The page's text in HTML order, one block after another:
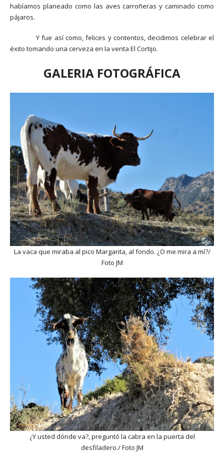
habíamos planeado como las aves carroñeras y caminado como
pájaros.
Y fue así como, felices y contentos, decidimos celebrar el
éxito tomando una cerveza en la venta El Cortijo.
GALERIA FOTOGRÁFICA
La vaca que miraba al pico Margarita, al fondo. ¿O me mira a mí?/
Foto JM
¿Y usted dónde va?, preguntó la cabra en la puerta del
desfiladero./ Foto JM